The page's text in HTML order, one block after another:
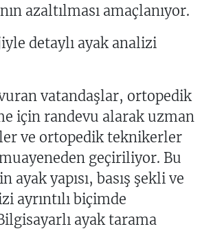
azaltılması amaçlanıyor.
detaylı ayak analizi
vatandaşlar, ortopedik
için randevu alarak uzman
ve ortopedik teknikerler
geçiriliyor. Bu
ayak yapısı, basış şekli ve
ayrıntılı biçimde
ayak tarama